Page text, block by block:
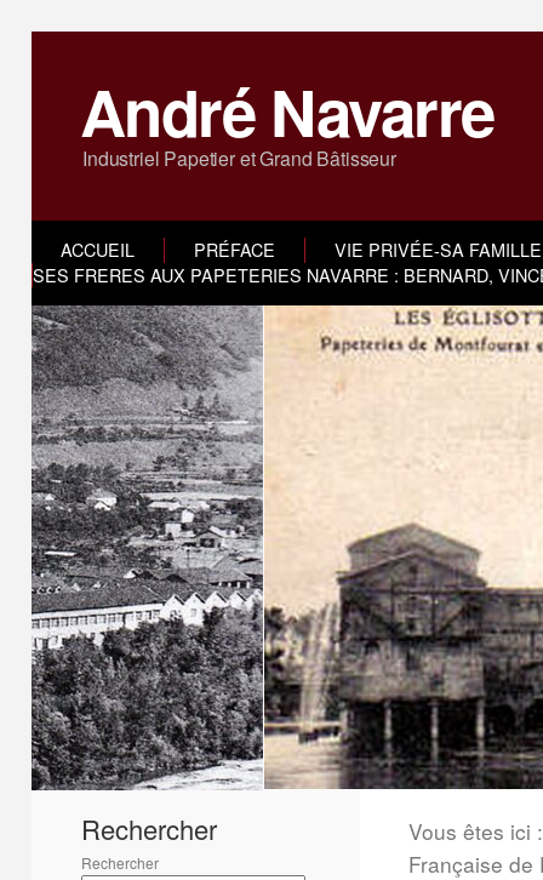
André Navarre
Industriel Papetier et Grand Bâtisseur
ACCUEIL PRÉFACE
VIE PRIVÉE-SA FAMILLE
SES FRERES AUX PAPETERIES NAVARRE : BERNARD,
1 2 3 4 5 6
Rechercher
Rechercher
Vous êtes ici :
Française de